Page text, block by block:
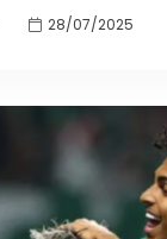
28/07/2025